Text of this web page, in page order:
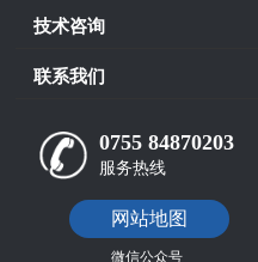
技术咨询
联系我们
0755 84870203
服务热线
网站地图
微信公众号